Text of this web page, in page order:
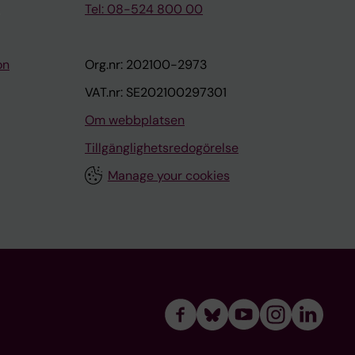
Tel: 08-524 800 00
Org.nr: 202100-2973
VAT.nr: SE202100297301
Om webbplatsen
Tillgänglighetsredogörelse
Manage your cookies